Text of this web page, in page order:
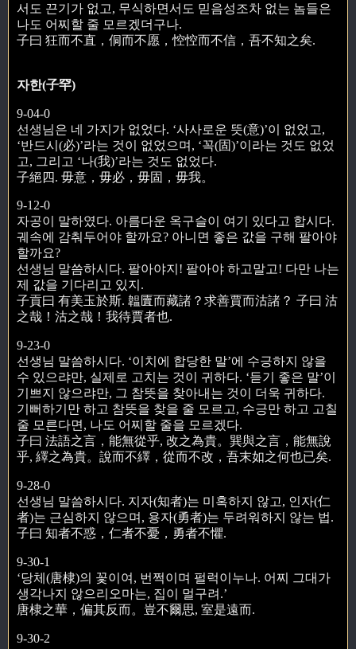
서도 끈기가 없고, 무식하면서도 믿음성조차 없는 놈들은
나도 어찌할 줄 모르겠더구나.
子曰 狂而不直，侗而不愿，悾悾而不信，吾不知之矣.
자한(子罕)
9-04-0
선생님은 네 가지가 없었다. ‘사사로운 뜻(意)’이 없었고,
‘반드시(必)’라는 것이 없었으며, ‘꼭(固)’이라는 것도 없었
고, 그리고 ‘나(我)’라는 것도 없었다.
子絕四. 毋意，毋必，毋固，毋我。
9-12-0
자공이 말하였다. 아름다운 옥구슬이 여기 있다고 합시다.
궤속에 감춰두어야 할까요? 아니면 좋은 값을 구해 팔아야
할까요?
선생님 말씀하시다. 팔아야지! 팔아야 하고말고! 다만 나는
제 값을 기다리고 있지.
子貢曰 有美玉於斯. 韞匵而藏諸？求善賈而沽諸？ 子曰 沽
之哉！沽之哉！我待賈者也.
9-23-0
선생님 말씀하시다. ‘이치에 합당한 말’에 수긍하지 않을
수 있으랴만, 실제로 고치는 것이 귀하다. ‘듣기 좋은 말’이
기쁘지 않으랴만, 그 참뜻을 찾아내는 것이 더욱 귀하다.
기뻐하기만 하고 참뜻을 찾을 줄 모르고, 수긍만 하고 고칠
줄 모른다면, 나도 어찌할 줄을 모르겠다.
子曰 法語之言，能無從乎, 改之為貴。巽與之言，能無說
乎, 繹之為貴。說而不繹，從而不改，吾末如之何也已矣.
9-28-0
선생님 말씀하시다. 지자(知者)는 미혹하지 않고, 인자(仁
者)는 근심하지 않으며, 용자(勇者)는 두려워하지 않는 법.
子曰 知者不惑，仁者不憂，勇者不懼.
9-30-1
‘당체(唐棣)의 꽃이여, 번쩍이며 펄럭이누나. 어찌 그대가
생각나지 않으리오마는, 집이 멀구려.’
唐棣之華，偏其反而。豈不爾思, 室是遠而.
9-30-2